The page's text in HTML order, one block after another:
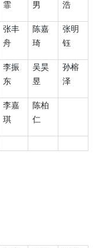
霏
男
浩
张丰
舟
陈嘉
琦
张明
钰
李振
东
吴昊
昱
孙榕
泽
李嘉
琪
陈柏
仁